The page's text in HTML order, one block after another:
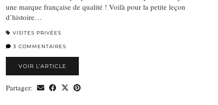
une marque française de qualité ! Voilà pour la petite leçon
d’histoire…
VISITES PRIVÉES
3 COMMENTAIRES
VOIR L’ARTICLE
Partager: